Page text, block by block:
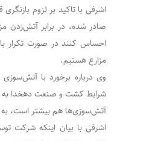
اشرفی با تاکید بر لزوم
صادر شده، در برابر آتش‌زدن
احساس کنند در صورت تکرار
مزارع هستیم.
وی درباره برخورد با
شرایط کشت و صنعت دهخدا به
آتش‌سوزی‌ها هم بیشتر است،
اشرفی با بیان اینکه شرکت